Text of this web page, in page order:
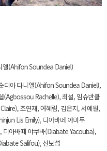
엘(Ahifon Soundea Daniel)
디아 다니엘(Ahifon Soundea Daniel),
(Agbossou Rachelle), 최설, 임슈반클
조연재, 여혜림, 김은지, 서예원,
Lis Emily), 디아바떼 아미두
아바떼 야쿠바(Diabate Yacouba),
Salifou), 신보섭